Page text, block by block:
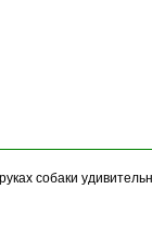
собаки